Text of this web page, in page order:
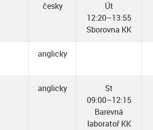
česky
Út
12:20–13:55
Sborovna KK
anglicky
anglicky
St
09:00–12:15
Barevná
laboratoř KK